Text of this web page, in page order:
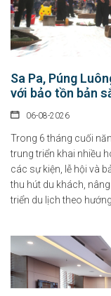
Sa Pa, Púng
với bảo tồn bản
06-08-2026
Trong 6 tháng cuối
trung triển khai nhiều
các sự kiện, lễ hội và
thu hút du khách,
triển du lịch theo